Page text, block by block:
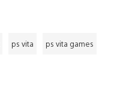
ps vita ps vita games